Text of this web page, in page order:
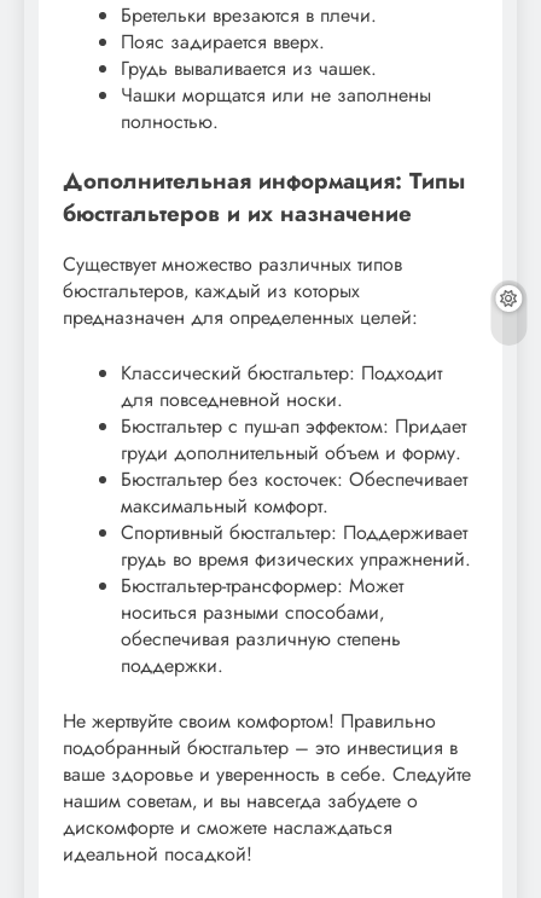
Бретельки врезаются в плечи.
Пояс задирается вверх.
Грудь вываливается из чашек.
Чашки морщатся или не заполнены
полностью.
Дополнительная информация: Типы
бюстгальтеров и их назначение
Существует множество различных типов
бюстгальтеров‚ каждый из которых
предназначен для определенных целей:
Классический бюстгальтер: Подходит
для повседневной носки.
Бюстгальтер с пуш-ап эффектом: Придает
груди дополнительный объем и форму.
Бюстгальтер без косточек: Обеспечивает
максимальный комфорт.
Спортивный бюстгальтер: Поддерживает
грудь во время физических упражнений.
Бюстгальтер-трансформер: Может
носиться разными способами‚
обеспечивая различную степень
поддержки.
Не жертвуйте своим комфортом! Правильно
подобранный бюстгальтер – это инвестиция в
ваше здоровье и уверенность в себе. Следуйте
нашим советам‚ и вы навсегда забудете о
дискомфорте и сможете наслаждаться
идеальной посадкой!